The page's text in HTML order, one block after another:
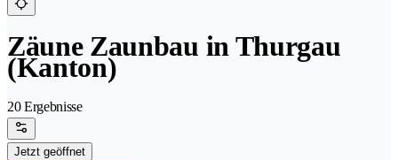
Zäune Zaunbau in Thurgau
(Kanton)
20 Ergebnisse
Jetzt geöffnet